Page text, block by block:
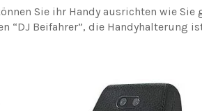
Sie ihr Handy ausrichten wie Sie
“DJ Beifahrer”, die Handyhalterung